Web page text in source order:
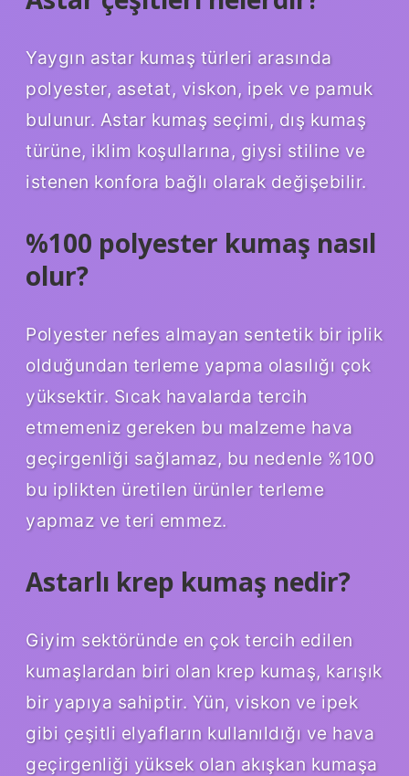
Yaygın astar kumaş türleri arasında
polyester, asetat, viskon, ipek ve pamuk
bulunur. Astar kumaş seçimi, dış kumaş
türüne, iklim koşullarına, giysi stiline ve
istenen konfora bağlı olarak değişebilir.
%100 polyester kumaş nasıl
olur?
Polyester nefes almayan sentetik bir iplik
olduğundan terleme yapma olasılığı çok
yüksektir. Sıcak havalarda tercih
etmemeniz gereken bu malzeme hava
geçirgenliği sağlamaz, bu nedenle %100
bu iplikten üretilen ürünler terleme
yapmaz ve teri emmez.
Astarlı krep kumaş nedir?
Giyim sektöründe en çok tercih edilen
kumaşlardan biri olan krep kumaş, karışık
bir yapıya sahiptir. Yün, viskon ve ipek
gibi çeşitli elyafların kullanıldığı ve hava
geçirgenliği yüksek olan akışkan kumaşa